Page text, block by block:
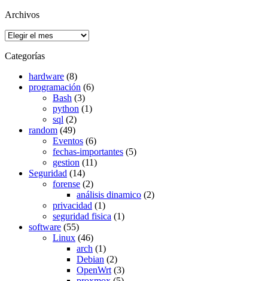
Archivos
Archivos
Categorías
hardware (8)
programación (6)
Bash (3)
python (1)
sql (2)
random (49)
Eventos (6)
fechas-importantes (5)
gestion (11)
Seguridad (14)
forense (2)
análisis dinamico (2)
privacidad (1)
seguridad fisica (1)
software (55)
Linux (46)
arch (1)
Debian (2)
OpenWrt (3)